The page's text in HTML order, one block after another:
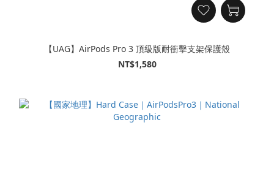
【UAG】AirPods Pro 3 頂級版耐衝擊支架保護殼
NT$1,580